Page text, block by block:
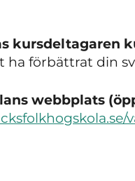
kursdeltagaren
ha förbättrat din
webbplats